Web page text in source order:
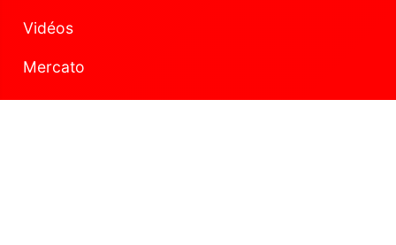
Vidéos
Mercato